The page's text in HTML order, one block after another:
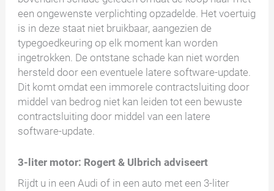
een ongewenste verplichting opzadelde. Het voertuig
is in deze staat niet bruikbaar, aangezien de
typegoedkeuring op elk moment kan worden
ingetrokken. De ontstane schade kan niet worden
hersteld door een eventuele latere software-update.
Dit komt omdat een immorele contractsluiting door
middel van bedrog niet kan leiden tot een bewuste
contractsluiting door middel van een latere
software-update.
3-liter motor: Rogert & Ulbrich adviseert
Rijdt u in een Audi of in een auto met een 3-liter